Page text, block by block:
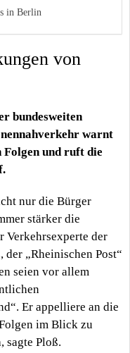
in Berlin
von
bundesweiten
warnt
und ruft die
nur die Bürger
stärker die
Verkehrsexperte der
„Rheinischen Post“
seien vor allem
Er appelliere an die
im Blick zu
sagte Ploß.